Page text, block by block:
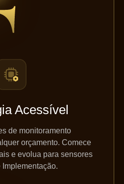
Acessível
de monitoramento
orçamento. Comece
e evolua para sensores